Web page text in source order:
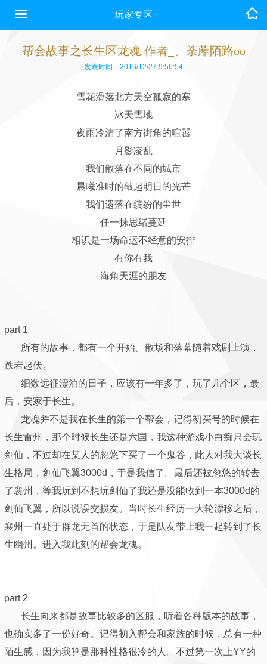
玩家专区
帮会故事之长生区龙魂 作者_、荼蘼陌路oo
发表时间：2016/12/27 9:56:54
雪花滑落北方天空孤寂的寒
冰天雪地
夜雨冷清了南方街角的喧嚣
月影凌乱
我们散落在不同的城市
晨曦准时的敲起明日的光芒
我们遗落在缤纷的尘世
任一抹思绪蔓延
相识是一场命运不经意的安排
有你有我
海角天涯的朋友
part 1
所有的故事，都有一个开始。散场和落幕随着戏剧上演，
跌宕起伏。
细数远征漂泊的日子，应该有一年多了，玩了几个区，最
后，安家于长生。
龙魂并不是我在长生的第一个帮会，记得初买号的时候在
长生雷州，那个时候长生还是六国，我这种游戏小白痴只会玩
剑仙，不过却在某人的忽悠下买了一个鬼谷，此人对我大谈长
生格局，剑仙飞翼3000d，于是我信了。最后还被忽悠的转去
了襄州，等我玩到不想玩剑仙了我还是没能收到一本3000d的
剑仙飞翼，所以说误交损友。当时长生经历一大轮漂移之后，
襄州一直处于群龙无首的状态，于是队友带上我一起转到了长
生幽州。进入我此刻的帮会龙魂。
part 2
长生向来都是故事比较多的区服，听着各种版本的故事，
也确实多了一份好奇。记得初入帮会和家族的时候，总有一种
陌生感，因为我算是那种性格很冷的人。不过第一次上YY的